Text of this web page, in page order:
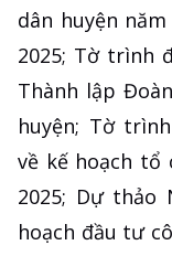
dân huyện
2025; Tờ trình
Thành lập
huyện; Tờ
về kế hoạch tổ
2025; Dự thảo
hoạch đầu tư